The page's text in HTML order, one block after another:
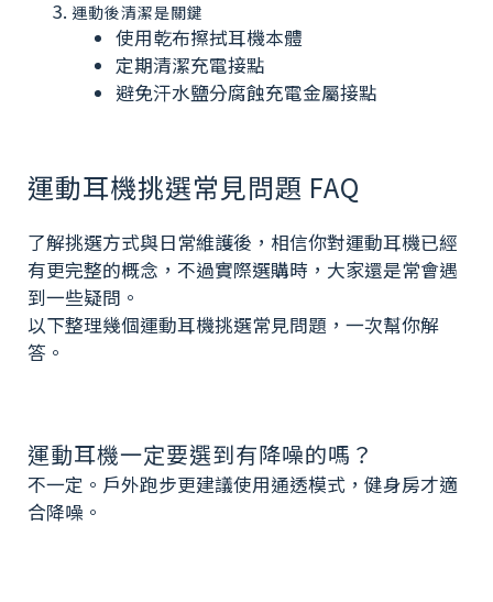
運動後清潔是關鍵
使用乾布擦拭耳機本體
定期清潔充電接點
避免汗水鹽分腐蝕充電金屬接點
運動耳機挑選常見問題 FAQ
了解挑選方式與日常維護後，相信你對運動耳機已經
有更完整的概念，不過實際選購時，大家還是常會遇
到一些疑問。
以下整理幾個運動耳機挑選常見問題，一次幫你解
答。
運動耳機一定要選到有降噪的嗎？
不一定。戶外跑步更建議使用通透模式，健身房才適
合降噪。